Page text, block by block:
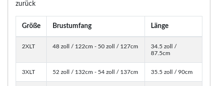
zurück
Größe Brustumfang Länge
2XLT 48 zoll / 122cm - 50 zoll / 127cm
34.5 zoll /
87.5cm
3XLT 52 zoll / 132cm - 54 zoll / 137cm 35.5 zoll / 90cm